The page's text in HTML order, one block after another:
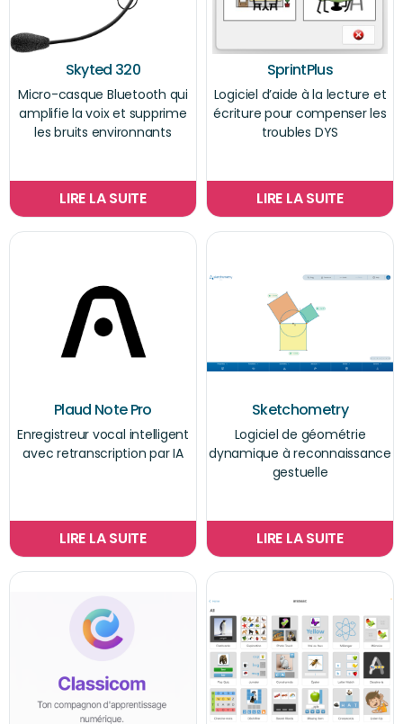
Skyted 320
Micro-casque Bluetooth qui
amplifie la voix et supprime
les bruits environnants
LIRE LA SUITE
SprintPlus
Logiciel d’aide à la lecture et
écriture pour compenser les
troubles DYS
LIRE LA SUITE
Plaud Note Pro
Enregistreur vocal intelligent
avec retranscription par IA
LIRE LA SUITE
Sketchometry
Logiciel de géométrie
dynamique à reconnaissance
gestuelle
LIRE LA SUITE